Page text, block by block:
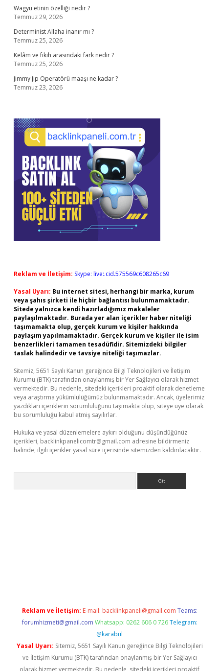
Wagyu etinin özelliği nedir ?
Temmuz 29, 2026
Determinist Allaha inanır mı ?
Temmuz 25, 2026
Kelâm ve fıkıh arasındaki fark nedir ?
Temmuz 25, 2026
Jimmy Jip Operatörü maaşı ne kadar ?
Temmuz 23, 2026
Reklam ve İletişim: Skype: live:.cid.575569c608265c69
Yasal Uyarı: Bu internet sitesi, herhangi bir marka, kurum
veya şahıs şirketi ile hiçbir bağlantısı bulunmamaktadır.
Sitede yalnızca kendi hazırladığımız makaleler
paylaşılmaktadır. Burada yer alan içerikler haber niteliği
taşımamakta olup, gerçek kurum ve kişiler hakkında
paylaşım yapılmamaktadır. Gerçek kurum ve kişiler ile isim
benzerlikleri tamamen tesadüfidir. Sitemizdeki bilgiler
taslak halindedir ve tavsiye niteliği taşımazlar.
Sitemiz, 5651 Sayılı Kanun gereğince Bilgi Teknolojileri ve İletişim
Kurumu (BTK) tarafından onaylanmış bir Yer Sağlayıcı olarak hizmet
vermektedir. Bu nedenle, sitedeki içerikleri proaktif olarak denetleme
veya araştırma yükümlülüğümüz bulunmamaktadır. Ancak, üyelerimiz
yazdıkları içeriklerin sorumluluğunu taşımakta olup, siteye üye olarak
bu sorumluluğu kabul etmiş sayılırlar.
Hukuka ve yasal düzenlemelere aykırı olduğunu düşündüğünüz
içerikleri, backlinkpanelicomtr@gmail.com adresine bildirmeniz
halinde, ilgili içerikler yasal süre içerisinde sitemizden kaldırılacaktır.
Reklam ve İletişim: E-mail: backlinkpaneli@gmail.com Teams:
forumhizmeti@gmail.com Whatsapp: 0262 606 0 726 Telegram:
@karabul
Yasal Uyarı: Sitemiz, 5651 Sayılı Kanun gereğince Bilgi Teknolojileri
ve İletişim Kurumu (BTK) tarafından onaylanmış bir Yer Sağlayıcı
olarak hizmet vermektedir. Bu nedenle, sitedeki içerikleri proaktif